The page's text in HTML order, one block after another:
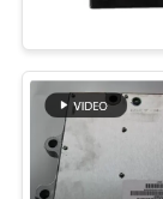
FABRIK-
AUSFLUG